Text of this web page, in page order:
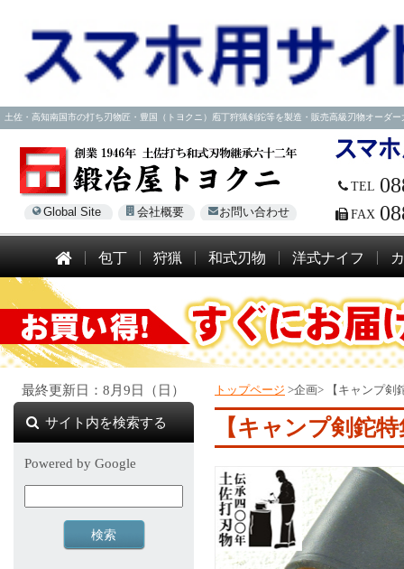
土佐・高知南国市の打ち刃物匠・豊国（トヨクニ）庖丁狩猟剣鉈等を製造・販売高級刃物オーダ
Global Site 会社概要 お問い合わせ
TEL
FAX
包丁 狩猟 和式刃物 洋式ナイフ
トップページ >企画> 【キャンプ
【キャンプ剣鉈
最終更新日：8月9日（日）
サイト内を検索する
Powered by Google